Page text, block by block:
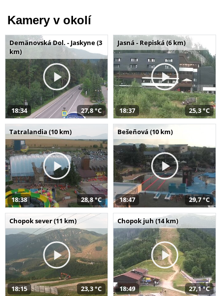
Kamery v okolí
Demänovská Dol. - Jaskyne (3
km)
18:34 27,8 °C
Jasná - Repiská (6 km)
18:37 25,3 °C
Tatralandia (10 km)
18:38 28,8 °C
Bešeňová (10 km)
18:47 29,7 °C
Chopok sever (11 km)
18:15 23,3 °C
Chopok juh (14 km)
18:49 27,1 °C